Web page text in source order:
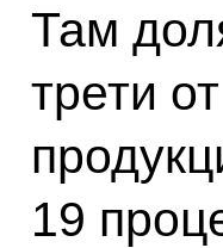
Там
трети
19